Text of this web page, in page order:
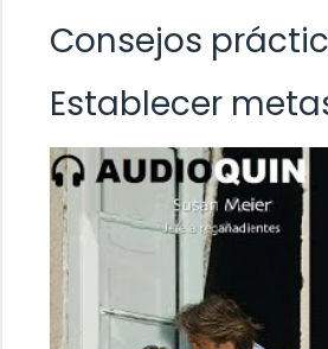
Consejos
Establecer